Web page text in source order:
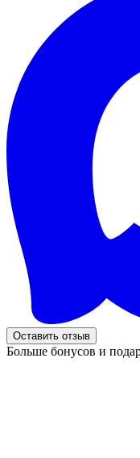
Оставить отзыв
Больше бонусов и